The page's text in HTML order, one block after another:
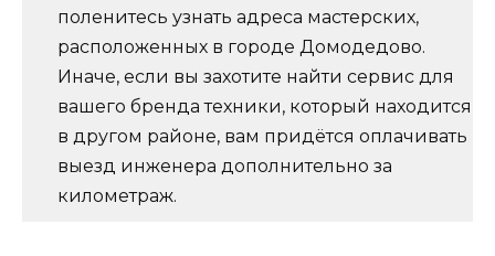
поленитесь узнать адреса мастерских,
расположенных в городе Домодедово.
Иначе, если вы захотите найти сервис для
вашего бренда техники, который находится
в другом районе, вам придётся оплачивать
выезд инженера дополнительно за
километраж.